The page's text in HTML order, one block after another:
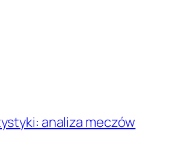
analiza meczów